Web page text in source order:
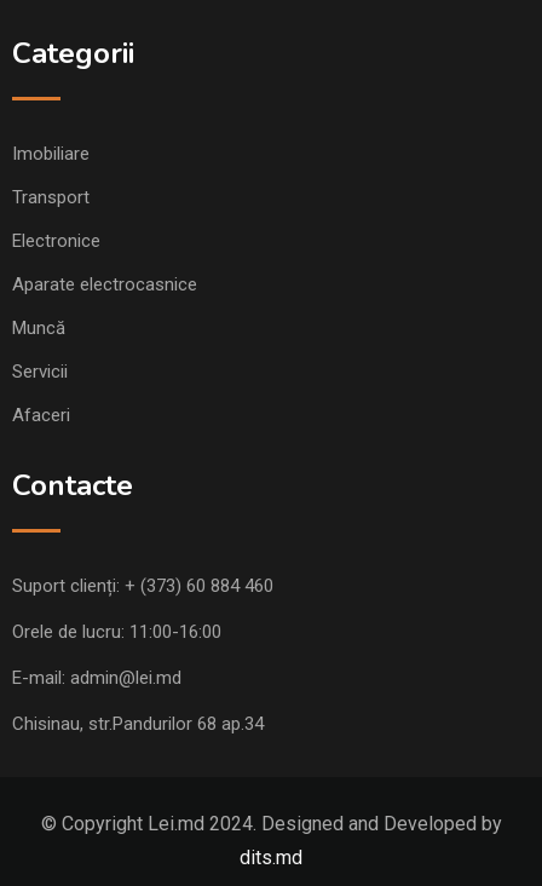
Categorii
Imobiliare
Transport
Electronice
Aparate electrocasnice
Muncă
Servicii
Afaceri
Contacte
Suport clienți: + (373) 60 884 460
Orele de lucru: 11:00-16:00
E-mail: admin@lei.md
Chisinau, str.Pandurilor 68 ap.34
© Copyright Lei.md 2024. Designed and Developed by
dits.md